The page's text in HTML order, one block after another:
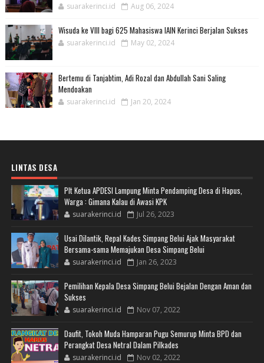
suarakerinci.id Aug 06, 2024
Wisuda ke VIII bagi 625 Mahasiswa IAIN Kerinci Berjalan Sukses
suarakerinci.id May 02, 2024
Bertemu di Tanjabtim, Adi Rozal dan Abdullah Sani Saling
Mendoakan
suarakerinci.id Jan 20, 2024
LINTAS DESA
Plt Ketua APDESI Lampung Minta Pendamping Desa di Hapus,
Warga : Gimana Kalau di Awasi KPK
suarakerinci.id Jul 26, 2023
Usai Dilantik, Repal Kades Simpang Belui Ajak Masyarakat
Bersama-sama Memajukan Desa Simpang Belui
suarakerinci.id Jan 26, 2023
Pemilihan Kepala Desa Simpang Belui Bejalan Dengan Aman dan
Sukses
suarakerinci.id Nov 07, 2022
Daufit, Tokoh Muda Hamparan Pugu Semurup Minta BPD dan
Perangkat Desa Netral Dalam Pilkades
suarakerinci.id Nov 02, 2022